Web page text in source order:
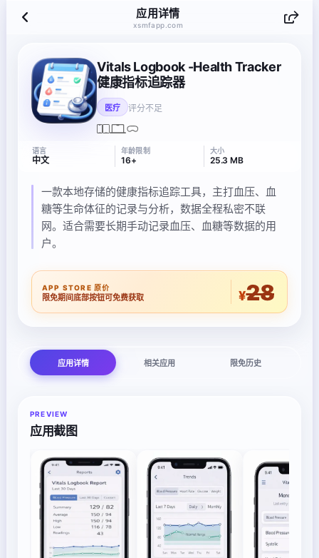
应用详情
xsmfapp.com
Vitals Logbook -Health Tracker
健康指标追踪器
医疗 评分不足
语言
中文
年龄限制
16+
大小
25.3 MB
一款本地存储的健康指标追踪工具，主打血压、血
糖等生命体征的记录与分析，数据全程私密不联
网。适合需要长期手动记录血压、血糖等数据的用
户。
APP STORE 原价
限免期间底部按钮可免费获取 ¥28
应用详情 相关应用 限免历史
PREVIEW
应用截图